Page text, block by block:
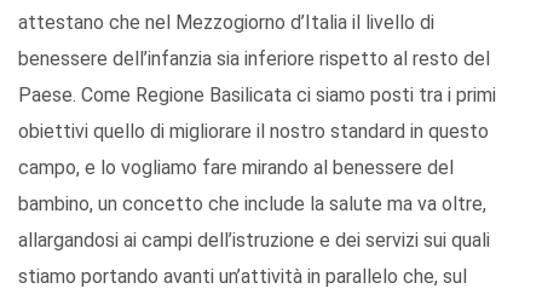
attestano che nel Mezzogiorno d’Italia il livello di
benessere dell’infanzia sia inferiore rispetto al resto del
Paese. Come Regione Basilicata ci siamo posti tra i primi
obiettivi quello di migliorare il nostro standard in questo
campo, e lo vogliamo fare mirando al benessere del
bambino, un concetto che include la salute ma va oltre,
allargandosi ai campi dell’istruzione e dei servizi sui quali
stiamo portando avanti un’attività in parallelo che, sul